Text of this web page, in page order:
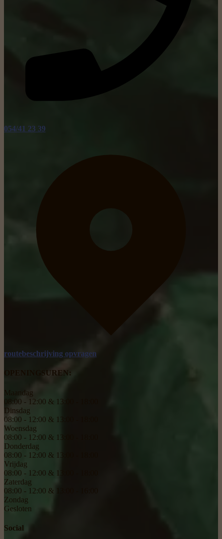
054/41 23 39
routebeschrijving opvragen
OPENINGSUREN:
Maandag
08:00 - 12:00 & 13:00 - 18:00
Dinsdag
08:00 - 12:00 & 13:00 - 18:00
Woensdag
08:00 - 12:00 & 13:00 - 18:00
Donderdag
08:00 - 12:00 & 13:00 - 18:00
Vrijdag
08:00 - 12:00 & 13:00 - 18:00
Zaterdag
08:00 - 12:00 & 13:00 - 16:00
Zondag
Gesloten
Social